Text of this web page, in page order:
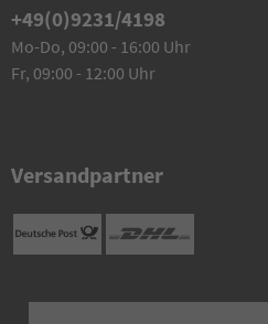
+49(0)9231/4198
Mo-Do, 09:00 - 16:00 Uhr
Fr, 09:00 - 12:00 Uhr
Versandpartner